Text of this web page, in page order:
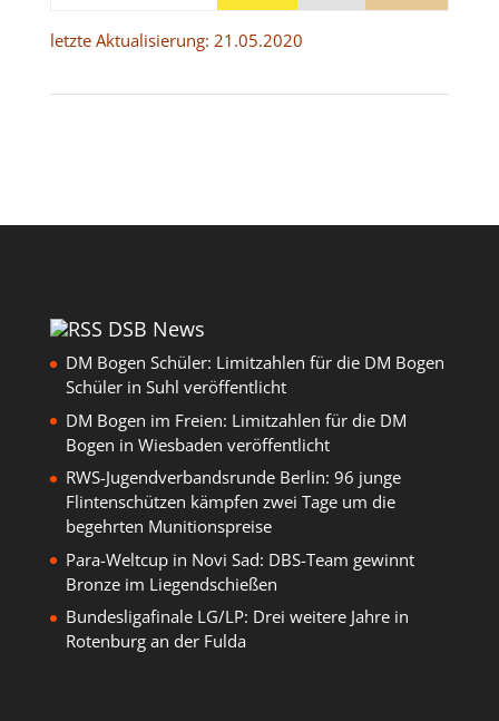
letzte Aktualisierung: 21.05.2020
DSB News
DM Bogen Schüler: Limitzahlen für die DM Bogen
Schüler in Suhl veröffentlicht
DM Bogen im Freien: Limitzahlen für die DM
Bogen in Wiesbaden veröffentlicht
RWS-Jugendverbandsrunde Berlin: 96 junge
Flintenschützen kämpfen zwei Tage um die
begehrten Munitionspreise
Para-Weltcup in Novi Sad: DBS-Team gewinnt
Bronze im Liegendschießen
Bundesligafinale LG/LP: Drei weitere Jahre in
Rotenburg an der Fulda